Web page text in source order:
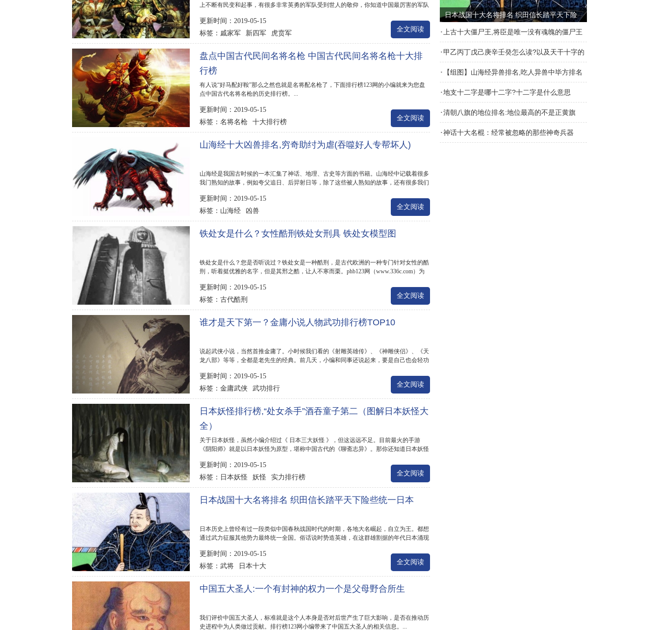
上不断有民变和起事，有很多非常英勇的军队受到世人的敬仰，你知道中国最厉害的军队
更新时间：2019-05-15
标签： 戚家军 新四军 虎贲军 全文阅读
盘点中国古代民间名将名枪 中国古代民间名将名枪十大排
行榜
有人说“好马配好鞍”那么之然也就是名将配名枪了，下面排行榜123网的小编就来为您盘
点中国古代名将名枪的历史排行榜。...
更新时间：2019-05-15
标签： 名将名枪 十大排行榜 全文阅读
山海经十大凶兽排名,穷奇助纣为虐(吞噬好人专帮坏人)
山海经是我国古时候的一本汇集了神话、地理、古史等方面的书籍。山海经中记载着很多
我门熟知的故事，例如夸父追日、后羿射日等，除了这些被人熟知的故事，还有很多我们
更新时间：2019-05-15
标签： 山海经 凶兽 全文阅读
铁处女是什么？女性酷刑铁处女刑具 铁处女模型图
铁处女是什么？您是否听说过？铁处女是一种酷刑，是古代欧洲的一种专门针对女性的酷
刑，听着挺优雅的名字，但是其邢之酷，让人不寒而栗。phb123网（www.336c.com）为
更新时间：2019-05-15
标签： 古代酷刑 全文阅读
谁才是天下第一？金庸小说人物武功排行榜TOP10
说起武侠小说，当然首推金庸了。小时候我们看的《射雕英雄传》、《神雕侠侣》、《天
龙八部》等等，全都是老先生的经典。前几天，小编和同事还说起来，要是自己也会轻功
更新时间：2019-05-15
标签： 金庸武侠 武功排行 全文阅读
日本妖怪排行榜,“处女杀手”酒吞童子第二（图解日本妖怪大
全）
关于日本妖怪，虽然小编介绍过《 日本三大妖怪 》，但这远远不足。目前最火的手游
《阴阳师》就是以日本妖怪为原型，堪称中国古代的《聊斋志异》。那你还知道日本妖怪
更新时间：2019-05-15
标签： 日本妖怪 妖怪 实力排行榜 全文阅读
日本战国十大名将排名 织田信长踏平天下险些统一日本
日本历史上曾经有过一段类似中国春秋战国时代的时期，各地大名崛起，自立为王。都想
通过武力征服其他势力最终统一全国。俗话说时势造英雄，在这群雄割据的年代日本涌现
更新时间：2019-05-15
标签： 武将 日本十大 全文阅读
中国五大圣人:一个有封神的权力一个是父母野合所生
我们评价中国五大圣人，标准就是这个人本身是否对后世产生了巨大影响，是否在推动历
史进程中为人类做过贡献。排行榜123网小编带来了中国五大圣人的相关信息。...
日本战国十大名将排名 织田信长踏平天下险
些统一日本
· 上古十大僵尸王,将臣是唯一没有魂魄的僵尸王
（僵尸祖先）
·甲乙丙丁戊己庚辛壬癸怎么读?以及天干十字的
由来
· 【组图】山海经异兽排名,吃人异兽中毕方排名
第十
·地支十二字是哪十二字?十二字是什么意思
·清朝八旗的地位排名:地位最高的不是正黄旗
·神话十大名棍：经常被忽略的那些神奇兵器